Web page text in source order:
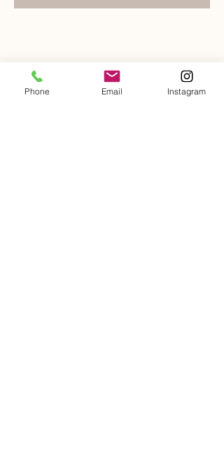
Diese Veranstaltung
teilen
Phone Email Instagram